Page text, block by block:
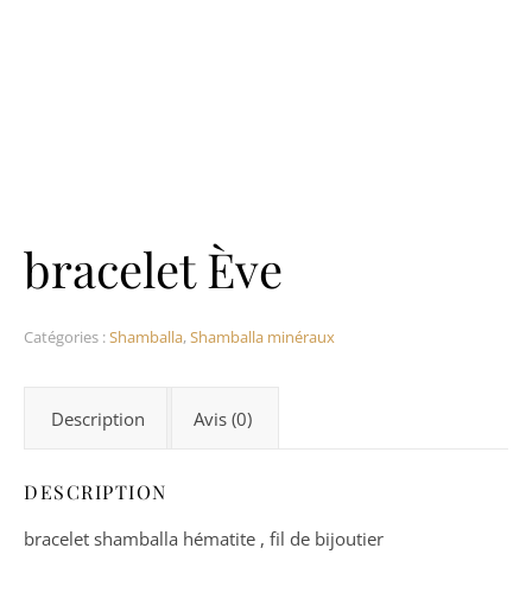
bracelet Ève
Catégories :Shamballa,Shamballa minéraux
Description Avis (0)
DESCRIPTION
bracelet shamballa hématite , fil de bijoutier